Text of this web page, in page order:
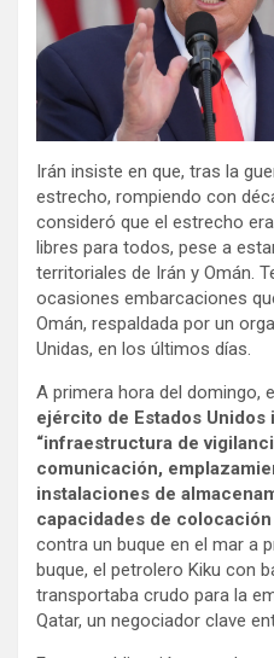
Irán insiste en que, tras la
estrecho, rompiendo con
consideró que el estrecho
libres para todos, pese a
territoriales de Irán y Omán.
ocasiones embarcaciones
Omán, respaldada por un
Unidas, en los últimos días.
A primera hora del domingo,
ejército de Estados Unidos
“infraestructura de
comunicación,
instalaciones de
capacidades de
contra un buque en el mar a
buque, el petrolero Kiku con
transportaba crudo para la
Qatar, un negociador clave